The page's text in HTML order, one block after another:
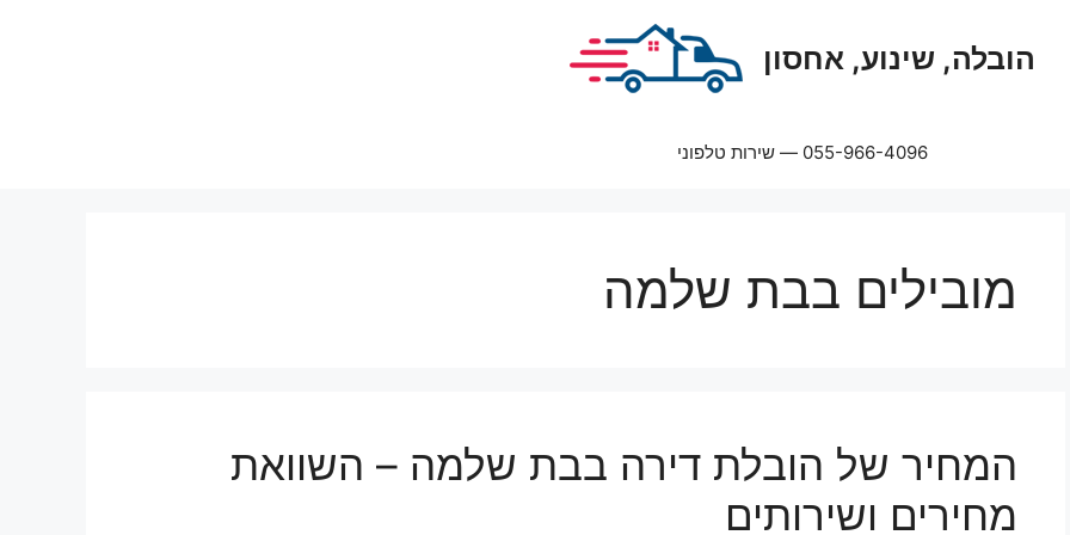
הובלה, שינוע, אחסון
055-966-4096 — שירות טלפוני
מובילים בבת שלמה
המחיר של הובלת דירה בבת שלמה – השוואת
מחירים ושירותים